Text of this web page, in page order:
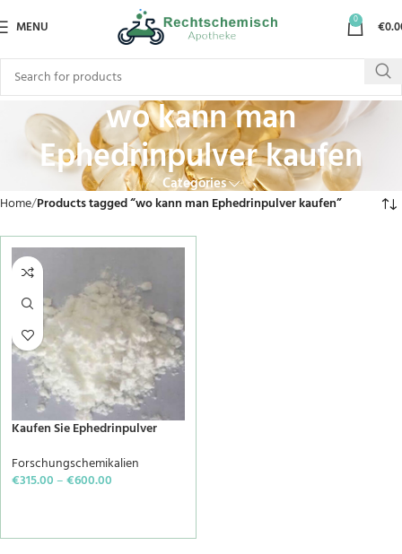
MENU 0 €
wo kann man
Ephedrinpulver kaufen
Categories
Home Products tagged “wo kann man Ephedrinpulver kaufen”
Kaufen Sie Ephedrinpulver
Forschungschemikalien
€315.00–€600.00